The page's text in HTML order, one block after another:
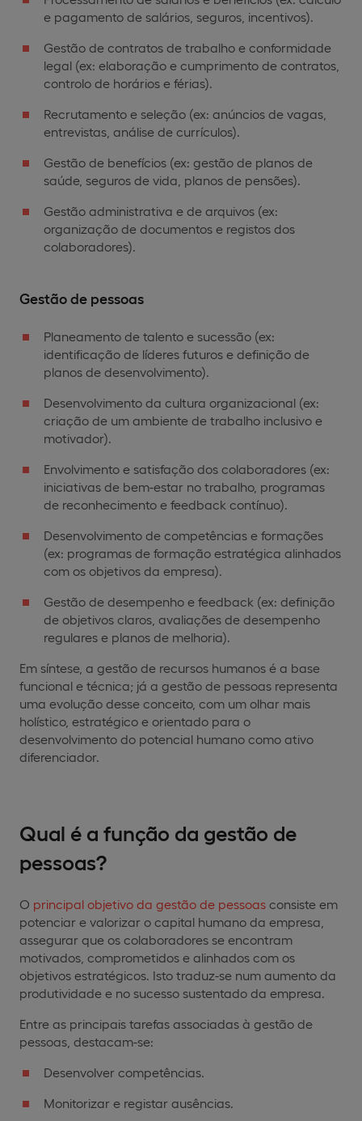
e pagamento de salários, seguros, incentivos).
Gestão de contratos de trabalho e conformidade
legal (ex: elaboração e cumprimento de contratos,
controlo de horários e férias).
Recrutamento e seleção (ex: anúncios de vagas,
entrevistas, análise de currículos).
Gestão de benefícios (ex: gestão de planos de
saúde, seguros de vida, planos de pensões).
Gestão administrativa e de arquivos (ex:
organização de documentos e registos dos
colaboradores).
Gestão de pessoas
Planeamento de talento e sucessão (ex:
identificação de líderes futuros e definição de
planos de desenvolvimento).
Desenvolvimento da cultura organizacional (ex:
criação de um ambiente de trabalho inclusivo e
motivador).
Envolvimento e satisfação dos colaboradores (ex:
iniciativas de bem-estar no trabalho, programas
de reconhecimento e feedback contínuo).
Desenvolvimento de competências e formações
(ex: programas de formação estratégica alinhados
com os objetivos da empresa).
Gestão de desempenho e feedback (ex: definição
de objetivos claros, avaliações de desempenho
regulares e planos de melhoria).
Em síntese, a gestão de recursos humanos é a base
funcional e técnica; já a gestão de pessoas representa
uma evolução desse conceito, com um olhar mais
holístico, estratégico e orientado para o
desenvolvimento do potencial humano como ativo
diferenciador.
Qual é a função da gestão de
pessoas?
O principal objetivo da gestão de pessoas consiste em
potenciar e valorizar o capital humano da empresa,
assegurar que os colaboradores se encontram
motivados, comprometidos e alinhados com os
objetivos estratégicos. Isto traduz-se num aumento da
produtividade e no sucesso sustentado da empresa.
Entre as principais tarefas associadas à gestão de
pessoas, destacam-se:
Desenvolver competências.
Monitorizar e registar ausências.